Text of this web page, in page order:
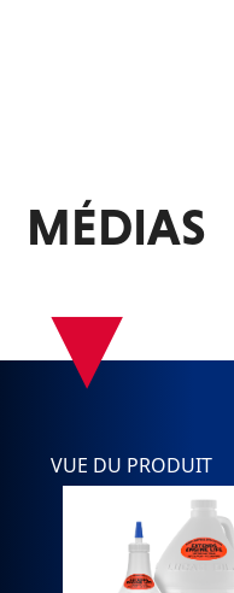
MÉDIAS
▾
VUE DU PRODUIT